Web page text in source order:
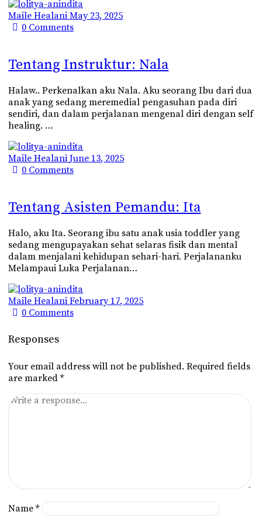
Maile HealaniMay 23, 2025
0 Comments
Tentang Instruktur: Nala
Halaw.. Perkenalkan aku Nala. Aku seorang Ibu dari dua
anak yang sedang meremedial pengasuhan pada diri
sendiri, dan dalam perjalanan mengenal diri dengan self
healing. …
Maile HealaniJune 13, 2025
0 Comments
Tentang Asisten Pemandu: Ita
Halo, aku Ita. Seorang ibu satu anak usia toddler yang
sedang mengupayakan sehat selaras fisik dan mental
dalam menjalani kehidupan sehari-hari. Perjalananku
Melampaui Luka Perjalanan…
Maile HealaniFebruary 17, 2025
0 Comments
Responses
Your email address will not be published. Required fields
are marked*
Name*